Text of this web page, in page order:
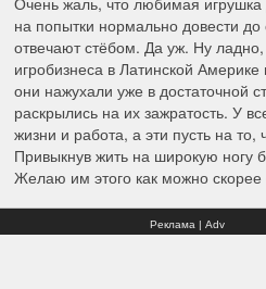
на попытки нормально довести
отвечают стёбом. Да уж. Ну
игробизнеса в Латинской
они нажухали уже в достаточной
раскрылись на их зажратость. У
жизни и работа, а эти пусть на то,
Привыкнув жить на широкую ногу
Желаю им этого как можно скорее
Реклама | Adv